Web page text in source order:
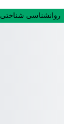
روانشناسی شناختی